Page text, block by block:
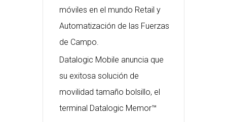
móviles en el mundo Retail y
Automatización de las Fuerzas
de Campo.
Datalogic Mobile anuncia que
su exitosa solución de
movilidad tamaño bolsillo, el
terminal Datalogic Memor™